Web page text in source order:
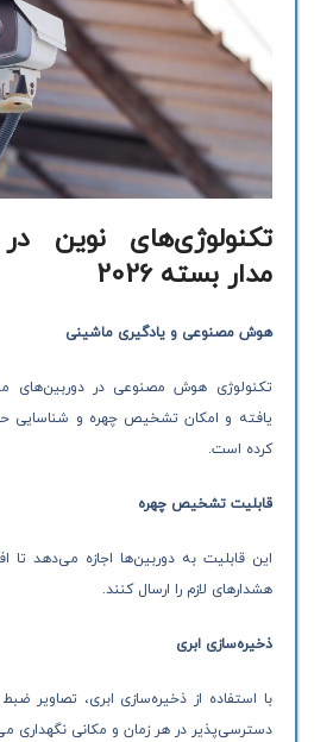
تکنولوژی‌های نوین
مدار بسته 2026
هوش مصنوعی و یادگیری ماشینی
یافته و امکان تشخیص چهره و شناسایی
کرده است.
قابلیت تشخیص چهره
این قابلیت به دوربین‌ها اجازه می‌دهد تا
هشدارهای لازم را ارسال کنند.
ذخیره‌سازی ابری
با استفاده از ذخیره‌سازی ابری، تصاویر
دسترسی‌پذیر در هر زمان و مکانی نگهداری